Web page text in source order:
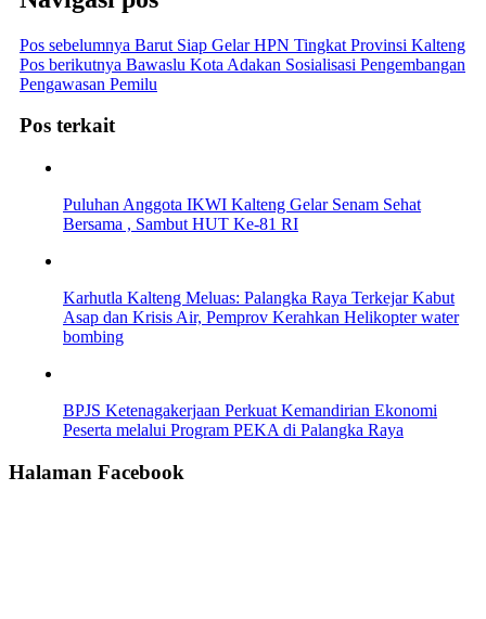
Pos sebelumnya Barut Siap Gelar HPN Tingkat Provinsi Kalteng
Pos berikutnya Bawaslu Kota Adakan Sosialisasi Pengembangan
Pengawasan Pemilu
Pos terkait
Puluhan Anggota IKWI Kalteng Gelar Senam Sehat
Bersama , Sambut HUT Ke-81 RI
Karhutla Kalteng Meluas: Palangka Raya Terkejar Kabut
Asap dan Krisis Air, Pemprov Kerahkan Helikopter water
bombing
BPJS Ketenagakerjaan Perkuat Kemandirian Ekonomi
Peserta melalui Program PEKA di Palangka Raya
Halaman Facebook